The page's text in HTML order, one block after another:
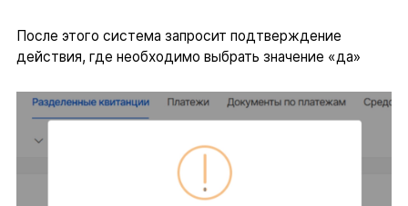
После этого система запросит подтверждение
действия, где необходимо выбрать значение «да»